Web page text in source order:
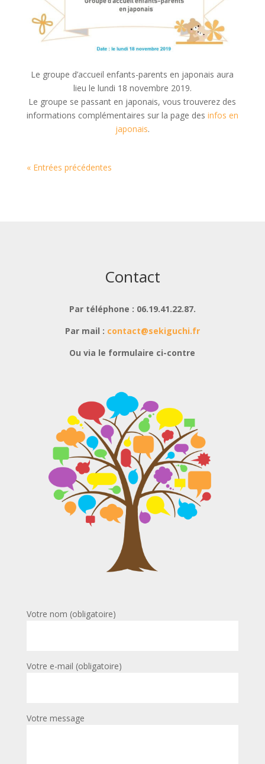
Le groupe d’accueil enfants-parents en japonais aura
lieu le lundi 18 novembre 2019.
Le groupe se passant en japonais, vous trouverez des
informations complémentaires sur la page des infos en
japonais.
« Entrées précédentes
Contact
Par téléphone : 06.19.41.22.87.
Par mail : contact@sekiguchi.fr
Ou via le formulaire ci-contre
Votre nom (obligatoire)
Votre e-mail (obligatoire)
Votre message